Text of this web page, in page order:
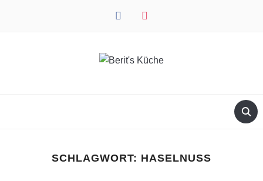
facebook instagram
SCHLAGWORT: HASELNUSS